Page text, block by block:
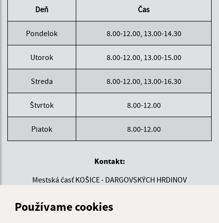
Používame cookies
Deň Čas
Pondelok 8.00-12.00, 13.00-14.30
Utorok 8.00-12.00, 13.00-15.00
Streda 8.00-12.00, 13.00-16.30
Štvrtok 8.00-12.00
Piatok 8.00-12.00
Kontakt:
Mestská časť KOŠICE - DARGOVSKÝCH HRDINOV
040 22 Košice